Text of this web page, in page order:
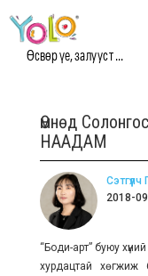
Өсвөр үе, залууст ...
Өмнөд
НААДАМ
2018-
“Боди-арт” буюу
хурдацтай хөгжиж